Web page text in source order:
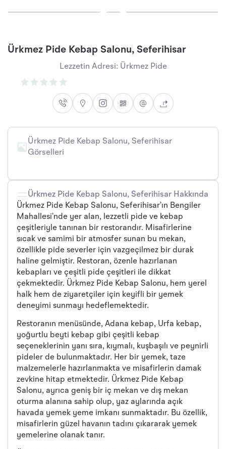
Ürkmez Pide Kebap Salonu, Seferihisar
Lezzetin Adresi: Ürkmez Pide
Ürkmez Pide Kebap Salonu, Seferihisar
Görselleri
Ürkmez Pide Kebap Salonu, Seferihisar Hakkında
Ürkmez Pide Kebap Salonu, Seferihisar’ın Bengiler
Mahallesi’nde yer alan, lezzetli pide ve kebap
çeşitleriyle tanınan bir restorandır. Misafirlerine
sıcak ve samimi bir atmosfer sunan bu mekan,
özellikle pide severler için vazgeçilmez bir durak
haline gelmiştir. Restoran, özenle hazırlanan
kebapları ve çeşitli pide çeşitleri ile dikkat
çekmektedir. Ürkmez Pide Kebap Salonu, hem yerel
halk hem de ziyaretçiler için keyifli bir yemek
deneyimi sunmayı hedeflemektedir.
Restoranın menüsünde, Adana kebap, Urfa kebap,
yoğurtlu beyti kebap gibi çeşitli kebap
seçeneklerinin yanı sıra, kıymalı, kuşbaşılı ve peynirli
pideler de bulunmaktadır. Her bir yemek, taze
malzemelerle hazırlanmakta ve misafirlerin damak
zevkine hitap etmektedir. Ürkmez Pide Kebap
Salonu, ayrıca geniş bir iç mekan ve dış mekan
oturma alanına sahip olup, yaz aylarında açık
havada yemek yeme imkanı sunmaktadır. Bu özellik,
misafirlerin güzel havanın tadını çıkararak yemek
yemelerine olanak tanır.